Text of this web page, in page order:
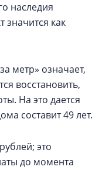
наследия
значится как
метр» означает,
восстановить,
На это дается
составит 49 лет.
это
до момента